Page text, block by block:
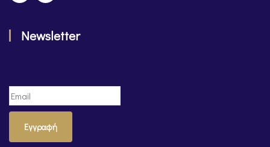
Newsletter
Εγγραφή